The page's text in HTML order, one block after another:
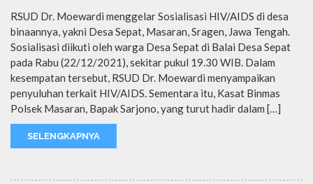
RSUD Dr. Moewardi menggelar Sosialisasi HIV/AIDS di desa
binaannya, yakni Desa Sepat, Masaran, Sragen, Jawa Tengah.
Sosialisasi diikuti oleh warga Desa Sepat di Balai Desa Sepat
pada Rabu (22/12/2021), sekitar pukul 19.30 WIB. Dalam
kesempatan tersebut, RSUD Dr. Moewardi menyampaikan
penyuluhan terkait HIV/AIDS. Sementara itu, Kasat Binmas
Polsek Masaran, Bapak Sarjono, yang turut hadir dalam […]
SELENGKAPNYA